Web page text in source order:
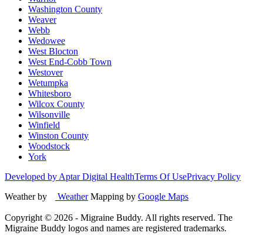
Washington County
Weaver
Webb
Wedowee
West Blocton
West End-Cobb Town
Westover
Wetumpka
Whitesboro
Wilcox County
Wilsonville
Winfield
Winston County
Woodstock
York
Developed by Aptar Digital HealthTerms Of UsePrivacy Policy
Weather by
WeatherMapping by Google Maps
Copyright © 2026 - Migraine Buddy. All rights reserved. The
Migraine Buddy logos and names are registered trademarks.